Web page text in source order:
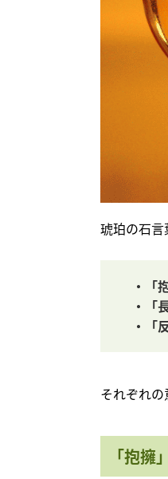
琥珀の石言
・「
・「
・「
それぞれの
「抱擁」